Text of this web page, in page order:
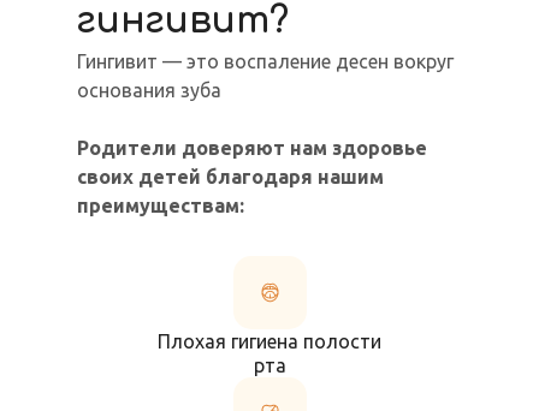
гингивит?
Гингивит — это воспаление десен вокруг
основания зуба
Родители доверяют нам здоровье
своих детей благодаря нашим
преимуществам:
Плохая гигиена полости
рта